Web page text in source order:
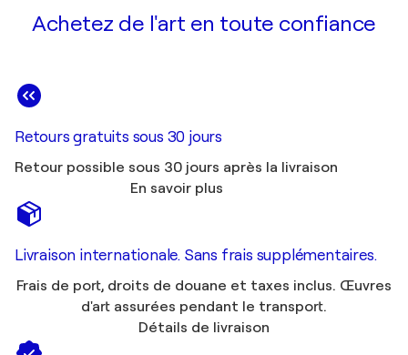
Achetez de l'art en toute confiance
Retours gratuits sous 30 jours
Retour possible sous 30 jours après la livraison
En savoir plus
Livraison internationale. Sans frais supplémentaires.
Frais de port, droits de douane et taxes inclus. Œuvres
d'art assurées pendant le transport.
Détails de livraison